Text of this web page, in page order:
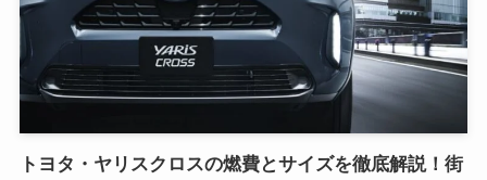
トヨタ・ヤリスクロスの燃費とサイズを徹底解説！街